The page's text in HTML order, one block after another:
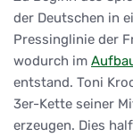
der Deutschen in
Pressinglinie der
wodurch im
entstand. Toni
3er-Kette seiner
erzeugen. Dies